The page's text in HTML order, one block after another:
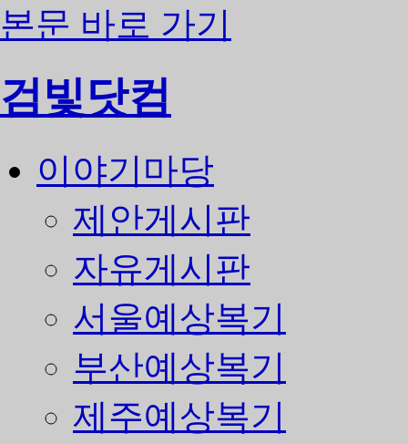
본문 바로 가기
검빛닷컴
이야기마당
제안게시판
자유게시판
서울예상복기
부산예상복기
제주예상복기